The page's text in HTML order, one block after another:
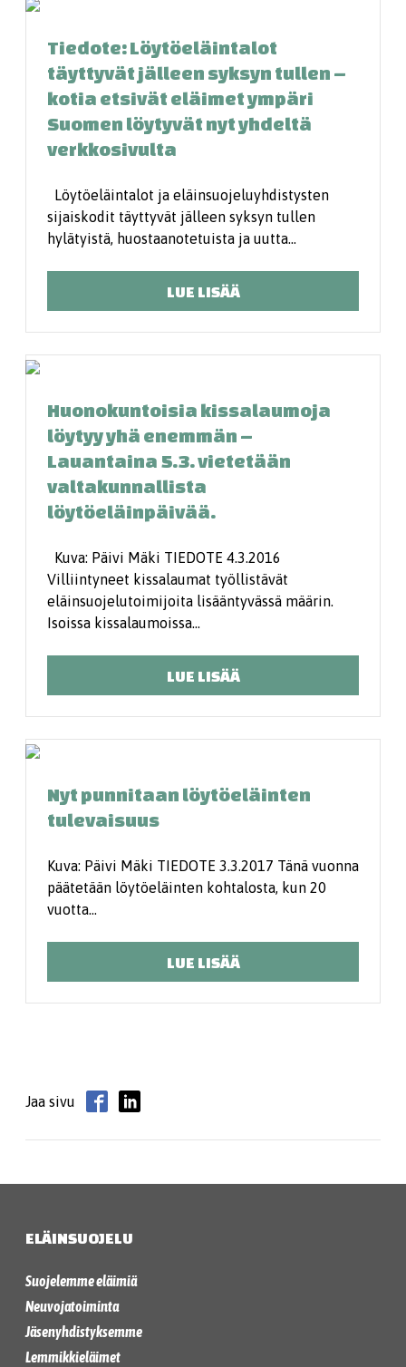
Tiedote: Löytöeläintalot
täyttyvät jälleen syksyn tullen –
kotia etsivät eläimet ympäri
Suomen löytyvät nyt yhdeltä
verkkosivulta
Löytöeläintalot ja eläinsuojeluyhdistysten
sijaiskodit täyttyvät jälleen syksyn tullen
hylätyistä, huostaanotetuista ja uutta…
LUE LISÄÄ
Huonokuntoisia kissalaumoja
löytyy yhä enemmän –
Lauantaina 5.3. vietetään
valtakunnallista
löytöeläinpäivää.
Kuva: Päivi Mäki TIEDOTE 4.3.2016
Villiintyneet kissalaumat työllistävät
eläinsuojelutoimijoita lisääntyvässä määrin.
Isoissa kissalaumoissa…
LUE LISÄÄ
Nyt punnitaan löytöeläinten
tulevaisuus
Kuva: Päivi Mäki TIEDOTE 3.3.2017 Tänä vuonna
päätetään löytöeläinten kohtalosta, kun 20
vuotta…
LUE LISÄÄ
Jaa sivu
ELÄINSUOJELU
Suojelemme eläimiä
Neuvojatoiminta
Jäsenyhdistyksemme
Lemmikkieläimet